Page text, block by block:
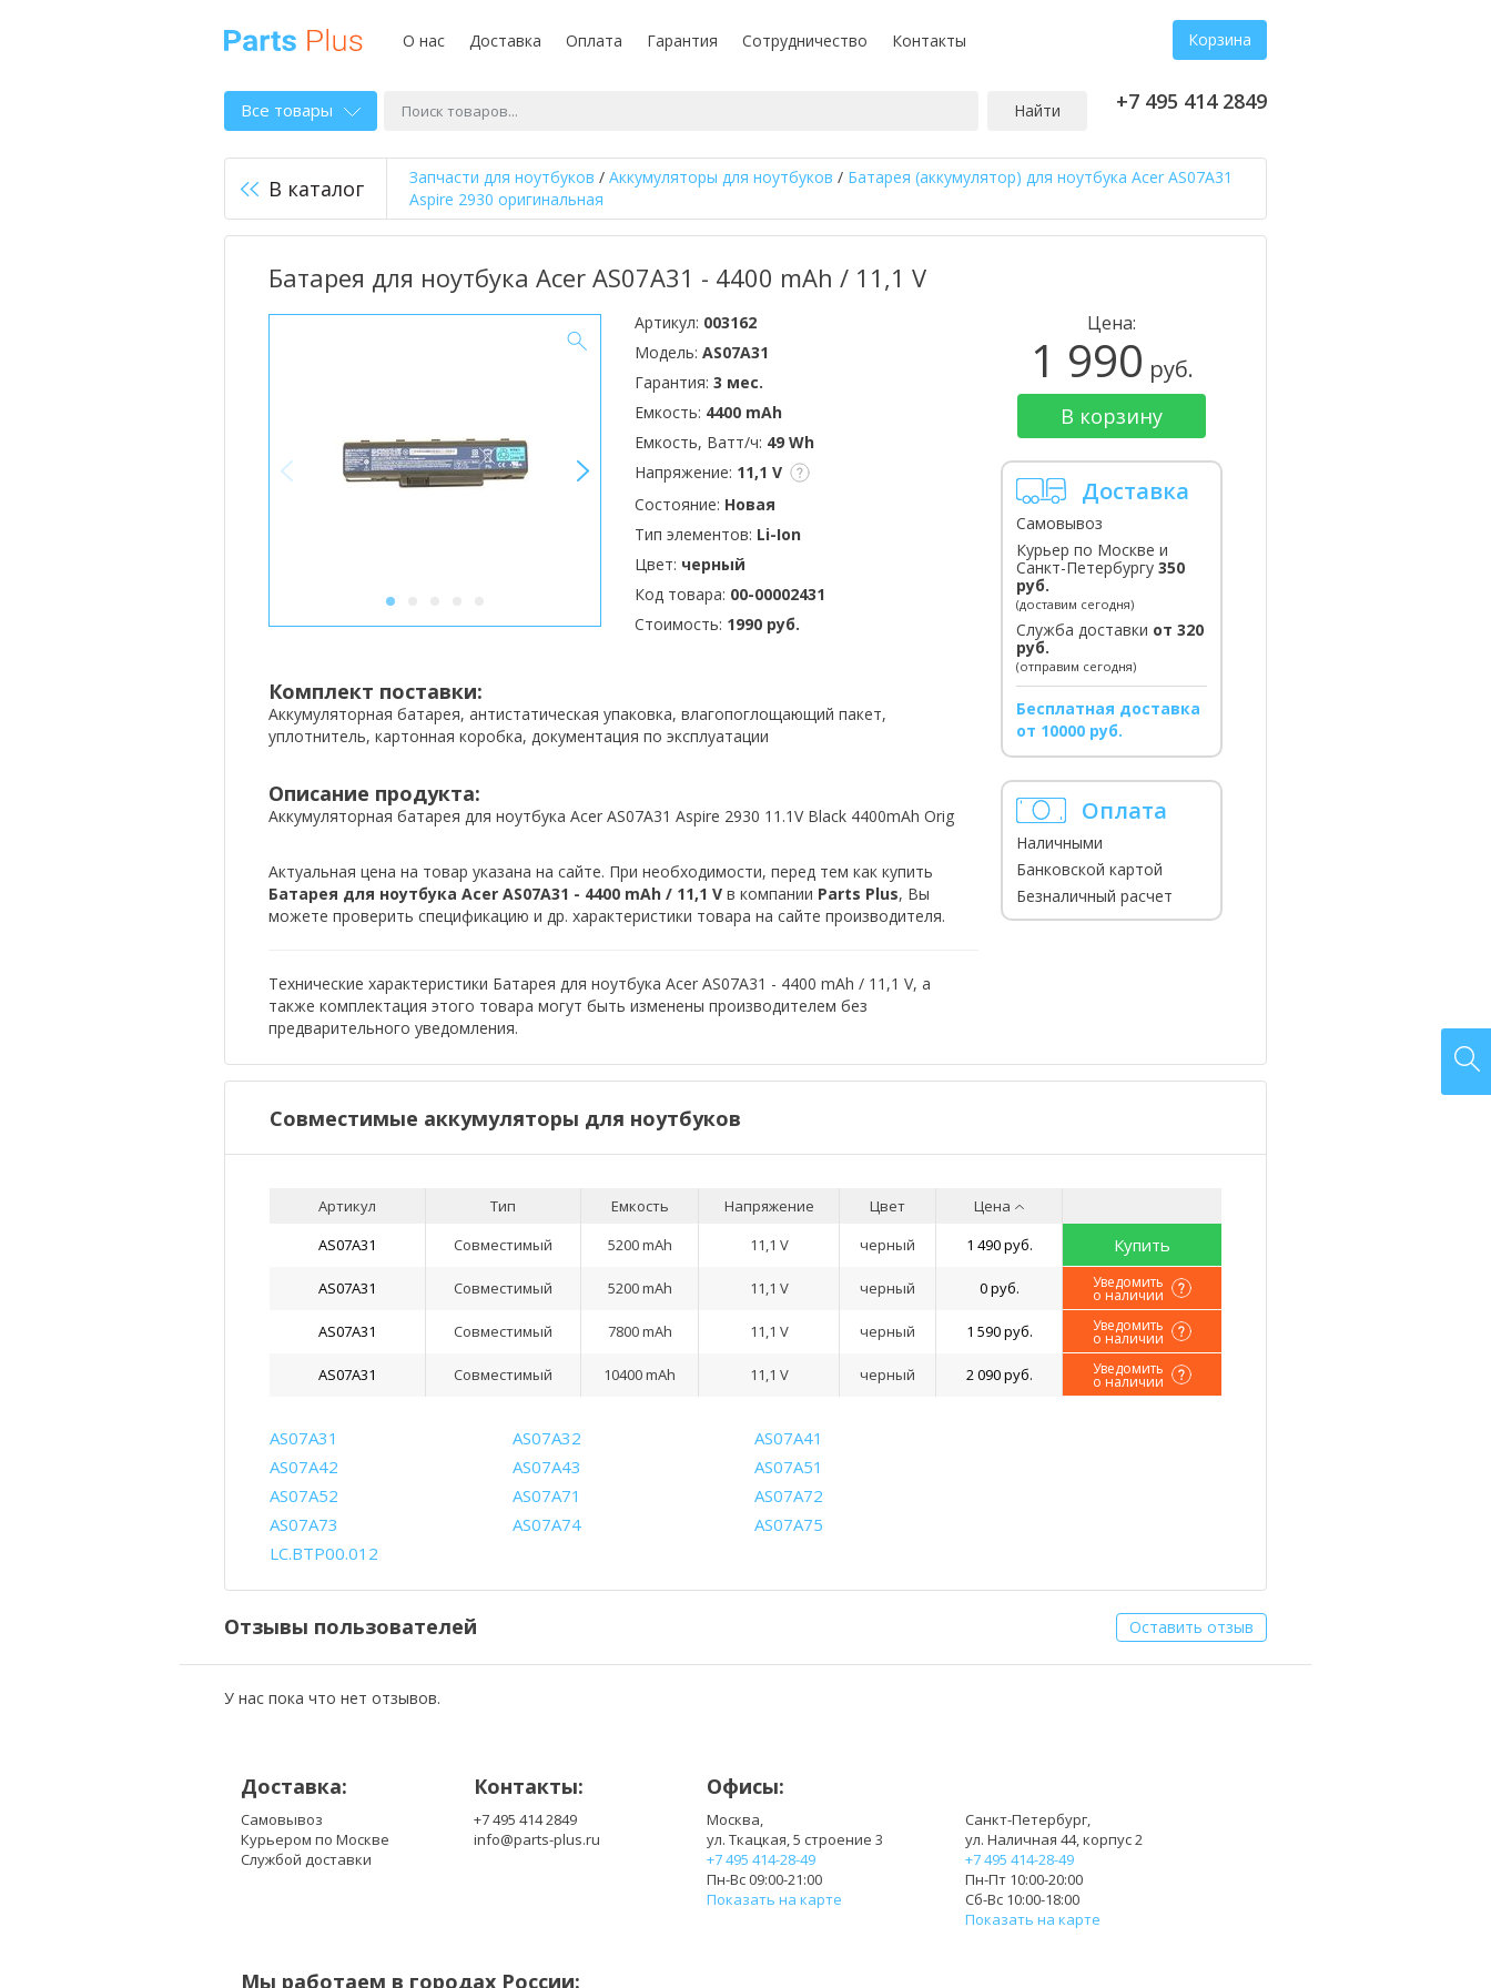
О нас Доставка Оплата Гарантия Сотрудничество Контакты Корзина
Все товары Найти +7 495 414 2849
В каталог Запчасти для ноутбуков / Аккумуляторы для ноутбуков / Батарея (аккумулятор) для ноутбука Acer AS07A31
Aspire 2930 оригинальная
Батарея для ноутбука Acer AS07A31 - 4400 mAh / 11,1 V
1
Артикул: 003162
Модель: AS07A31
Гарантия: 3 мес.
Емкость: 4400 mAh
Емкость, Ватт/ч: 49 Wh
Напряжение: 11,1 V
Состояние: Новая
Тип элементов: Li-Ion
Цвет: черный
Код товара: 00-00002431
Стоимость: 1990 руб.
Комплект поставки:
Аккумуляторная батарея, антистатическая упаковка, влагопоглощающий пакет,
уплотнитель, картонная коробка, документация по эксплуатации
Описание продукта:
Аккумуляторная батарея для ноутбука Acer AS07A31 Aspire 2930 11.1V Black 4400mAh Orig
Актуальная цена на товар указана на сайте. При необходимости, перед тем как купить
Батарея для ноутбука Acer AS07A31 - 4400 mAh / 11,1 V в компании Parts Plus, Вы
можете проверить спецификацию и др. характеристики товара на сайте производителя.
Технические характеристики Батарея для ноутбука Acer AS07A31 - 4400 mAh / 11,1 V, а
также комплектация этого товара могут быть изменены производителем без
предварительного уведомления.
Цена:
1 990 руб.
В корзину
Доставка
Самовывоз
Курьер по Москве и
Санкт-Петербургу 350
руб.
(доставим сегодня)
Служба доставки от 320
руб.
(отправим сегодня)
Бесплатная доставка
от 10000 руб.
Оплата
Наличными
Банковской картой
Безналичный расчет
Совместимые аккумуляторы для ноутбуков
Артикул Тип Емкость Напряжение Цвет
Цена
AS07A31
Совместимый 5200 mAh 11,1 V черный 1 490 руб. Купить
AS07A31 Совместимый 5200 mAh 11,1 V черный 0 руб. Уведомить
о наличии
AS07A31 Совместимый 7800 mAh 11,1 V черный 1 590 руб. Уведомить
о наличии
AS07A31 Совместимый 10400 mAh 11,1 V черный 2 090 руб. Уведомить
о наличии
AS07A31 AS07A32
AS07A41
AS07A42
AS07A43
AS07A51
AS07A52
AS07A71
AS07A72
AS07A73
AS07A74
AS07A75
LC.BTP00.012
Отзывы пользователей Оставить отзыв
У нас пока что нет отзывов.
Доставка:
Самовывоз
Курьером по Москве
Службой доставки
Контакты:
+7 495 414 2849
info@parts-plus.ru
Офисы:
Москва,
ул. Ткацкая, 5 строение 3
+7 495 414-28-49
Пн-Вс 09:00-21:00
Показать на карте
Санкт-Петербург,
ул. Наличная 44, корпус 2
+7 495 414-28-49
Пн-Пт 10:00-20:00
Сб-Вс 10:00-18:00
Показать на карте
Мы работаем в городах России: